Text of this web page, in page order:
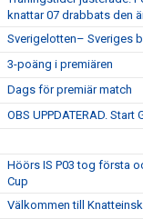
knattar 07 drabbats den
Sverigelotten– Sveriges
3-poäng i premiären
Dags för premiär match
OBS UPPDATERAD. Start
Höörs IS P03 tog första
Cup
Välkommen till